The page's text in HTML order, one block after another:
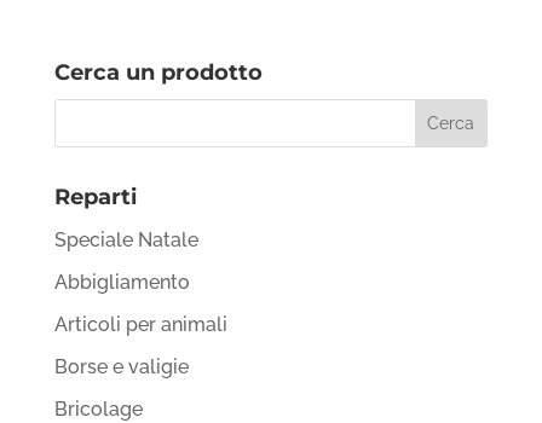
Cerca un prodotto
Reparti
Speciale Natale
Abbigliamento
Articoli per animali
Borse e valigie
Bricolage